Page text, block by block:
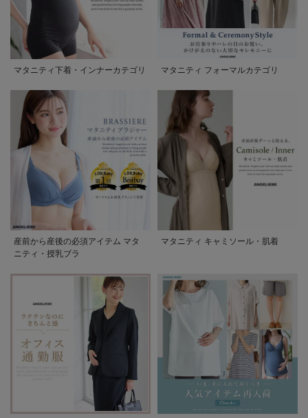
マタニティ下着・インナーカテゴリ マタニティ フォーマルカテゴリ
産前から産後の必須アイテム マタ
ニティ・授乳ブラ
マタニティ キャミソール・肌着